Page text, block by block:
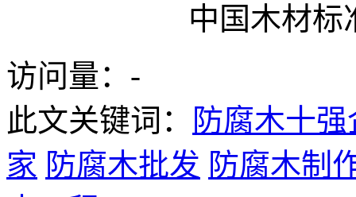
中国木材标
访问量： -
此文关键词：
防腐木十
家 防腐木批发 防腐木制